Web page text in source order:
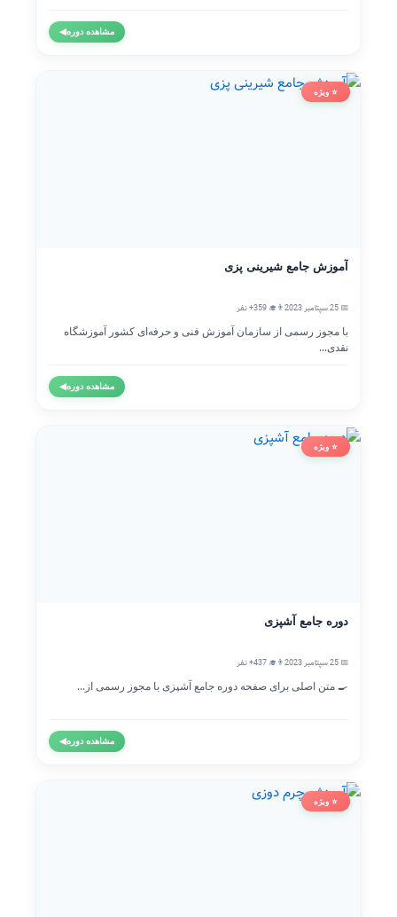
مشاهده دوره◀
⭐ ویژه
آموزش جامع شیرینی پزی
📅 25 سپتامبر 2023
👨‍🎓 359+ نفر
با مجوز رسمی از سازمان آموزش فنی و حرفه‌ای کشور آموزشگاه
نقدی...
مشاهده دوره◀
⭐ ویژه
دوره جامع آشپزی
📅 25 سپتامبر 2023
👨‍🎓 437+ نفر
🍳 متن اصلی برای صفحه دوره جامع آشپزی با مجوز رسمی از...
مشاهده دوره◀
⭐ ویژه